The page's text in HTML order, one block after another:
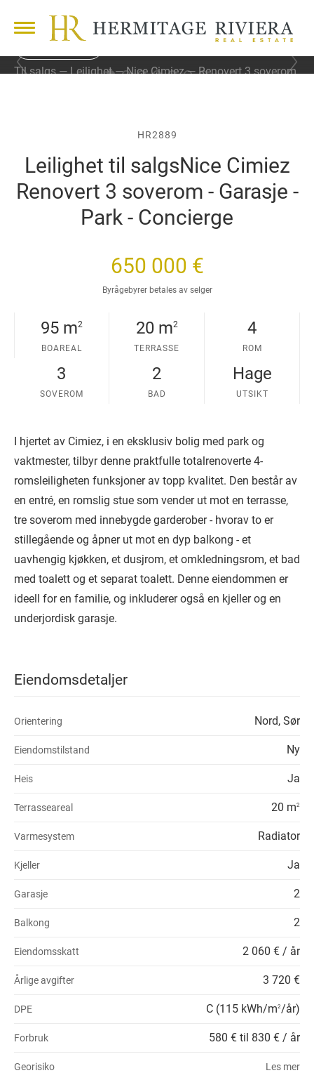
Til salgs Leilighet Nice Cimiez
Renovert 3 soverom
F
b
l
d
N
l
d
HR2889
Leilighet til salgsNice Cimiez
Renovert 3 soverom - Garasje -
Park - Concierge
650 000 €
Byrågebyrer betales av selger
95 m2
BOAREAL
20 m2
TERRASSE
4
ROM
3
SOVEROM
2
BAD
Hage
UTSIKT
I hjertet av Cimiez, i en eksklusiv bolig med park og
vaktmester, tilbyr denne praktfulle totalrenoverte 4-
romsleiligheten funksjoner av topp kvalitet. Den består av
en entré, en romslig stue som vender ut mot en terrasse,
tre soverom med innebygde garderober - hvorav to er
stillegående og åpner ut mot en dyp balkong - et
uavhengig kjøkken, et dusjrom, et omkledningsrom, et bad
med toalett og et separat toalett. Denne eiendommen er
ideell for en familie, og inkluderer også en kjeller og en
underjordisk garasje.
Eiendomsdetaljer
Orientering Nord, Sør
Eiendomstilstand Ny
Heis Ja
Terrasseareal 20 m2
Varmesystem Radiator
Kjeller Ja
Garasje 2
Balkong 2
Eiendomsskatt 2 060 € / år
Årlige avgifter 3 720 €
DPE C (115 kWh/m2 /år)
Forbruk 580 € til 830 € / år
Georisiko Les mer